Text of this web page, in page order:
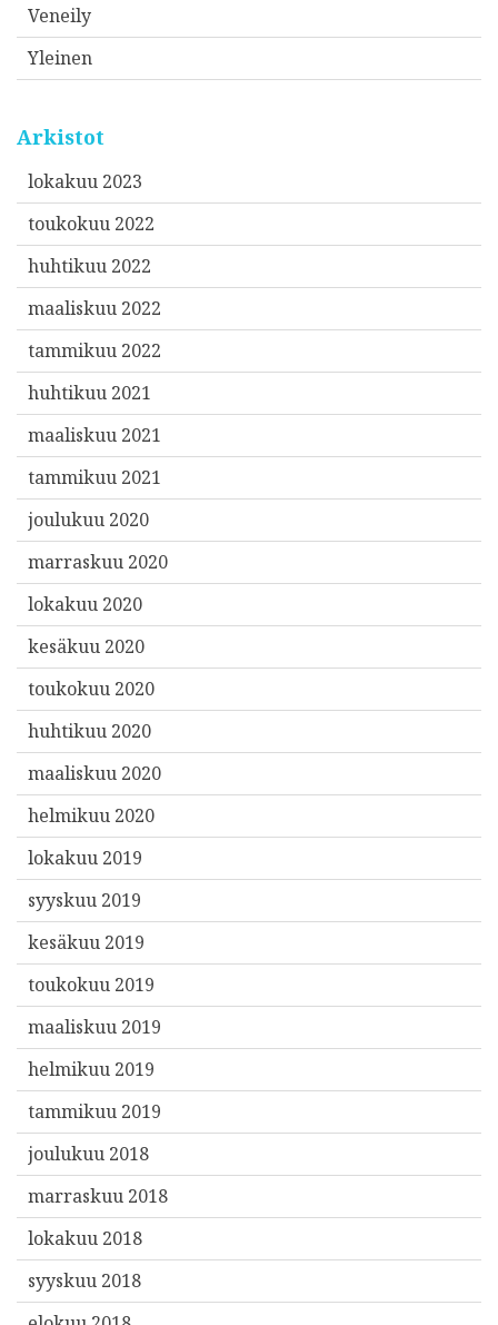
Veneily
Yleinen
Arkistot
lokakuu 2023
toukokuu 2022
huhtikuu 2022
maaliskuu 2022
tammikuu 2022
huhtikuu 2021
maaliskuu 2021
tammikuu 2021
joulukuu 2020
marraskuu 2020
lokakuu 2020
kesäkuu 2020
toukokuu 2020
huhtikuu 2020
maaliskuu 2020
helmikuu 2020
lokakuu 2019
syyskuu 2019
kesäkuu 2019
toukokuu 2019
maaliskuu 2019
helmikuu 2019
tammikuu 2019
joulukuu 2018
marraskuu 2018
lokakuu 2018
syyskuu 2018